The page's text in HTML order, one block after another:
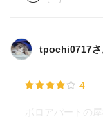
tpochi0717さ
4
ボロアパートの